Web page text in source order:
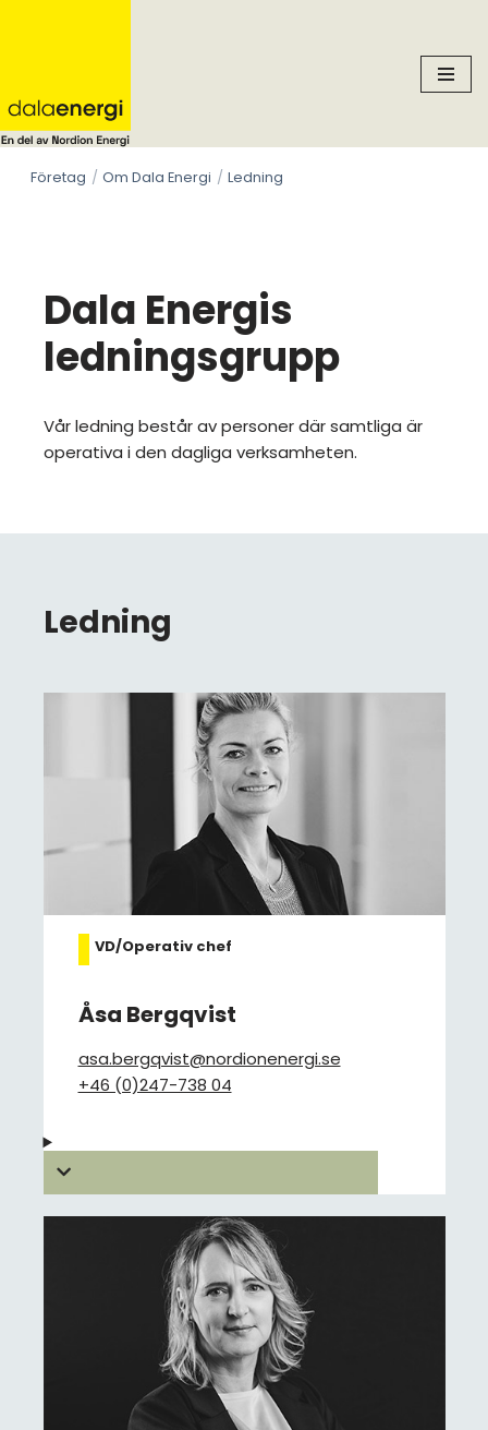
content
Företag Om Dala Energi Ledning
Dala Energis
ledningsgrupp
Vår ledning består av personer där samtliga är
operativa i den dagliga verksamheten.
Ledning
VD/Operativ chef
Åsa Bergqvist
asa.bergqvist@nordionenergi.se
+46 (0)247-738 04